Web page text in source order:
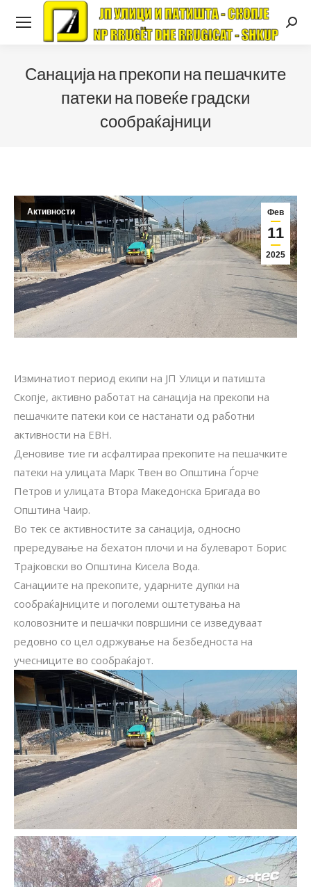
Санација на прекопи на пешачките
патеки на повеќе градски
сообраќајници
Фев
11
2025
Активности
Изминатиот период екипи на ЈП Улици и патишта
Скопје, активно работат на санација на прекопи на
пешачките патеки кои се настанати од работни
активности на ЕВН.
Деновиве тие ги асфалтираа прекопите на пешачките
патеки на улицата Марк Твен во Општина Ѓорче
Петров и улицата Втора Македонска Бригада во
Општина Чаир.
Во тек се активностите за санација, односно
прередување на бехатон плочи и на булеварот Борис
Трајковски во Општина Кисела Вода.
Санациите на прекопите, ударните дупки на
сообраќајниците и поголеми оштетувања на
коловозните и пешачки површини се изведуваат
редовно со цел одржување на безбедноста на
учесниците во сообраќајот.